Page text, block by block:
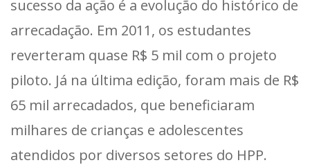
sucesso da ação é a evolução do histórico de
arrecadação. Em 2011, os estudantes
reverteram quase R$ 5 mil com o projeto
piloto. Já na última edição, foram mais de R$
65 mil arrecadados, que beneficiaram
milhares de crianças e adolescentes
atendidos por diversos setores do HPP.